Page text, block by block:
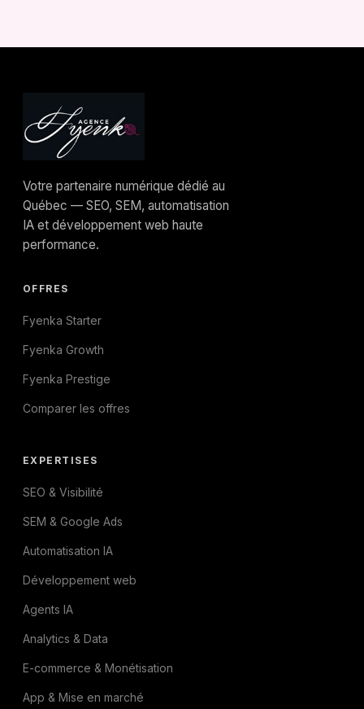
dollar investi génère quel client.
Votre partenaire numérique dédié au
Québec — SEO, SEM, automatisation
IA et développement web haute
performance.
OFFRES
Fyenka Starter
Fyenka Growth
Fyenka Prestige
Comparer les offres
EXPERTISES
SEO & Visibilité
SEM & Google Ads
Automatisation IA
Développement web
Agents IA
Analytics & Data
E-commerce & Monétisation
App & Mise en marché